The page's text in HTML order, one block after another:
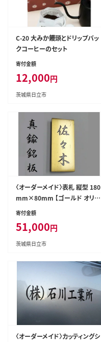
C-20 大みか饅頭とドリップバッ
クコーヒーのセット
寄付金額
12,000円
茨城県日立市
〈オーダーメイド〉表札 縦型 180
mm×80mm 【ゴールド オリジ
ナル 真鍮 エッチング 銘板 縦型
寄付金額
51,000円
茨城県日立市
〈オーダーメイド〉カッティングシ